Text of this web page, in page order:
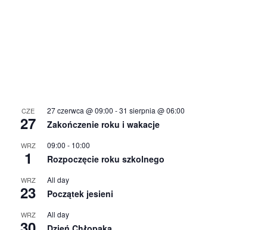
CZE
27
27 czerwca @ 09:00 -31 sierpnia @ 06:00
Zakończenie roku i wakacje
WRZ
1
09:00 - 10:00
Rozpoczęcie roku szkolnego
WRZ
23
All day
Początek jesieni
WRZ All day